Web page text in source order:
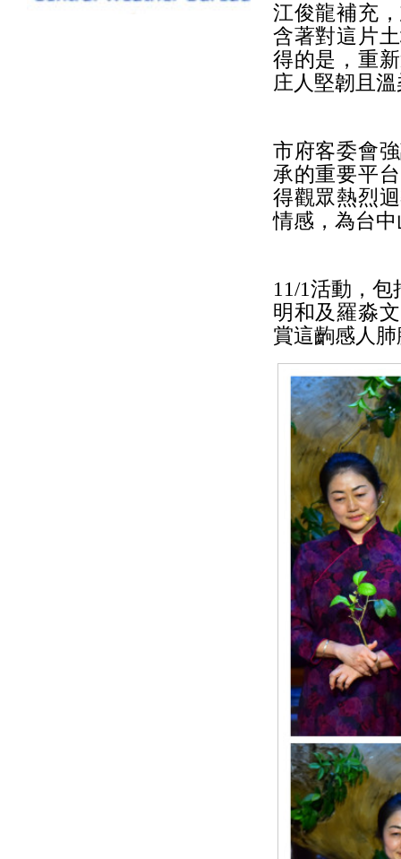
江俊龍補充
含著對這片
得的是，重
庄人堅韌且
市府客委會
承的重要平
得觀眾熱烈
情感，為台
11/1活動，
明和及羅淼
賞這齣感人